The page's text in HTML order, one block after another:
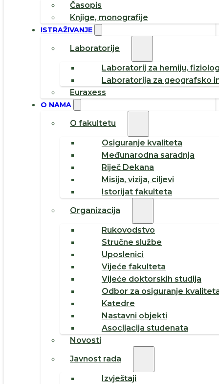
Časopis
Knjige, monografije
ISTRAŽIVANJE
Laboratorije
Laboratorij za hemiju,
Laboratorija za geografsko
Euraxess
O NAMA
O fakultetu
Osiguranje kvaliteta
Međunarodna saradnja
Riječ Dekana
Misija, vizija, ciljevi
Istorijat fakulteta
Organizacija
Rukovodstvo
Stručne službe
Uposlenici
Vijeće fakulteta
Vijeće doktorskih studija
Odbor za osiguranje
Katedre
Nastavni objekti
Asocijacija studenata
Novosti
Javnost rada
Izvještaji